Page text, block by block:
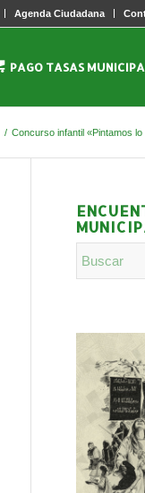
Agenda Ciudadana
PAGO TASAS
/ Concurso infantil «Pintamos